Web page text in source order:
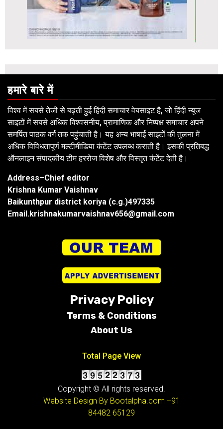
हमारे बारे में
विश्व में सबसे तेजी से बढ़ती हुई हिंदी समाचार वेबसाइट है, जो हिंदी न्यूज
साइटों में सबसे अधिक विश्वसनीय, प्रामाणिक और निष्पक्ष समाचार अपने
समर्पित पाठक वर्ग तक पहुंचाती है। यह अन्य भाषाई साइटों की तुलना में
अधिक विविधतापूर्ण मल्टीमीडिया कंटेंट उपलब्ध कराती है। इसकी प्रतिबद्ध
ऑनलाइन संपादकीय टीम हररोज विशेष और विस्तृत कंटेंट देती है।
Address–Chief editor
Krishna Kumar Vaishnav
Baikunthpur district koriya (c.g.)497335
Email.krishnakumarvaishnav656@gmail.com
Privacy Policy
Terms & Conditions
About Us
Total Page View
Copyright © All rights reserved.
Website Design By Bootalpha.com +91
84482 65129